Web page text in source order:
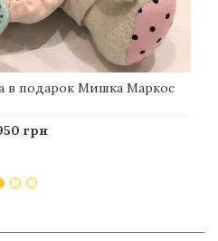
в подарок Мишка Маркос
грн